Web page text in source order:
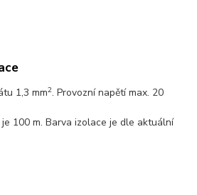
1,3 mm2. Provozní napětí max. 20
100 m. Barva izolace je dle aktuální